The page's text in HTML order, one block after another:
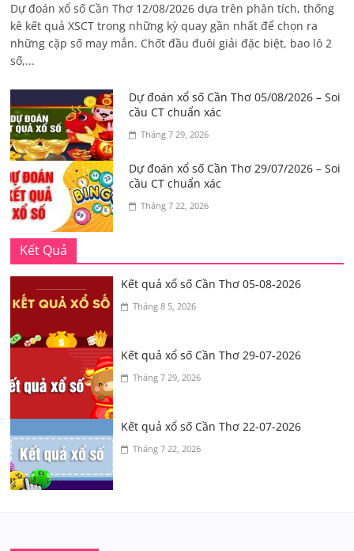
Dự đoán xổ số Cần Thơ 12/08/2026 dựa trên phân tích, thống
kê kết quả XSCT trong những kỳ quay gần nhất để chọn ra
những cặp số may mắn. Chốt đầu đuôi giải đặc biệt, bao lô 2
số,...
Dự đoán xổ số Cần Thơ 05/08/2026 – Soi
cầu CT chuẩn xác
Tháng 7 29, 2026
Dự đoán xổ số Cần Thơ 29/07/2026 – Soi
cầu CT chuẩn xác
Tháng 7 22, 2026
Kết Quả
Kết quả xổ số Cần Thơ 05-08-2026
Tháng 8 5, 2026
Kết quả xổ số Cần Thơ 29-07-2026
Tháng 7 29, 2026
Kết quả xổ số Cần Thơ 22-07-2026
Tháng 7 22, 2026